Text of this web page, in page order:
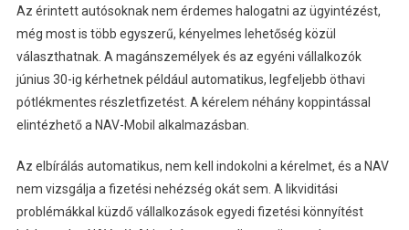
Az érintett autósoknak nem érdemes halogatni az ügyintézést,
még most is több egyszerű, kényelmes lehetőség közül
választhatnak. A magánszemélyek és az egyéni vállalkozók
június 30-ig kérhetnek például automatikus, legfeljebb öthavi
pótlékmentes részletfizetést. A kérelem néhány koppintással
elintézhető a NAV-Mobil alkalmazásban.
Az elbírálás automatikus, nem kell indokolni a kérelmet, és a NAV
nem vizsgálja a fizetési nehézség okát sem. A likviditási
problémákkal küzdő vállalkozások egyedi fizetési könnyítést